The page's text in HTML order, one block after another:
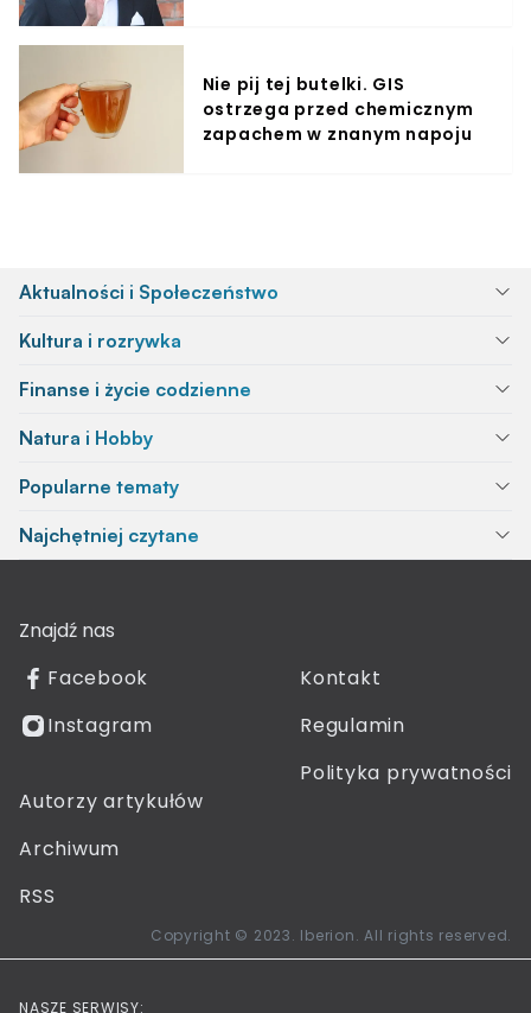
Nie pij tej butelki. GIS
ostrzega przed chemicznym
zapachem w znanym napoju
Aktualności i Społeczeństwo
Kultura i rozrywka
Finanse i życie codzienne
Natura i Hobby
Popularne tematy
Najchętniej czytane
Znajdź nas
Facebook
Instagram
Kontakt
Regulamin
Polityka prywatności
Autorzy artykułów
Archiwum
RSS
Copyright © 2023. Iberion. All rights reserved.
NASZE SERWISY: